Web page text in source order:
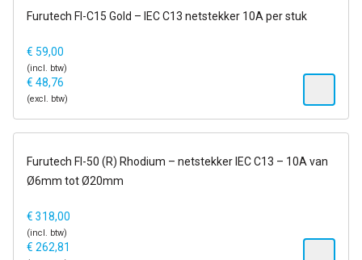
op voorraad
Furutech FI-C15 Gold – IEC C13 netstekker 10A per stuk
€ 59,00
(incl. btw)
€ 48,76
(excl. btw)
op voorraad
Furutech FI-50 (R) Rhodium – netstekker IEC C13 – 10A van
Ø6mm tot Ø20mm
€ 318,00
(incl. btw)
€ 262,81